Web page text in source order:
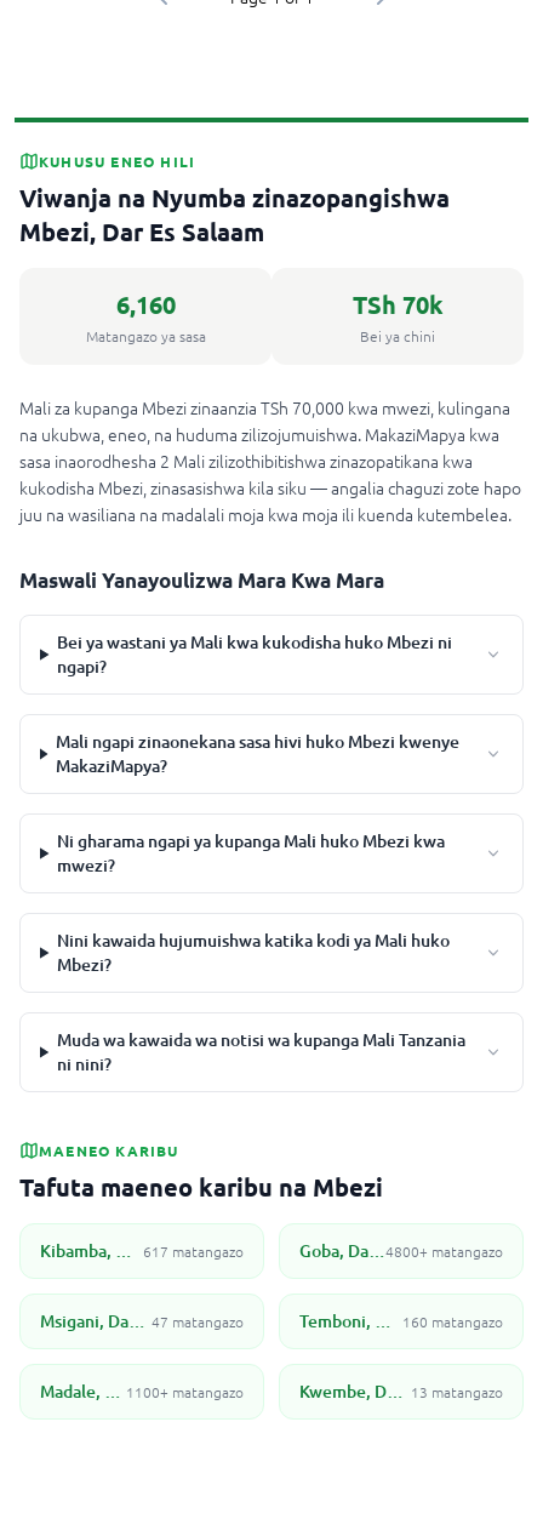
KUHUSU ENEO HILI
Viwanja na Nyumba zinazopangishwa
Mbezi, Dar Es Salaam
6,160
Matangazo ya sasa
TSh 70k
Bei ya chini
Mali za kupanga Mbezi zinaanzia TSh 70,000 kwa mwezi, kulingana
na ukubwa, eneo, na huduma zilizojumuishwa. MakaziMapya kwa
sasa inaorodhesha 2 Mali zilizothibitishwa zinazopatikana kwa
kukodisha Mbezi, zinasasishwa kila siku — angalia chaguzi zote hapo
juu na wasiliana na madalali moja kwa moja ili kuenda kutembelea.
Maswali Yanayoulizwa Mara Kwa Mara
Bei ya wastani ya Mali kwa kukodisha huko Mbezi ni
ngapi?
Mali ngapi zinaonekana sasa hivi huko Mbezi kwenye
MakaziMapya?
Ni gharama ngapi ya kupanga Mali huko Mbezi kwa
mwezi?
Nini kawaida hujumuishwa katika kodi ya Mali huko
Mbezi?
Muda wa kawaida wa notisi wa kupanga Mali Tanzania
ni nini?
MAENEO KARIBU
Tafuta maeneo karibu na Mbezi
Kibamba, Dar Es Salaam 617 matangazo Goba, Dar Es Salaam4800+ matangazo
Msigani, Dar Es Salaam 47 matangazo Temboni, Dar es Salaam 160 matangazo
Madale, Dar Es Salaam 1100+ matangazo Kwembe, Dar Es Salaam 13 matangazo